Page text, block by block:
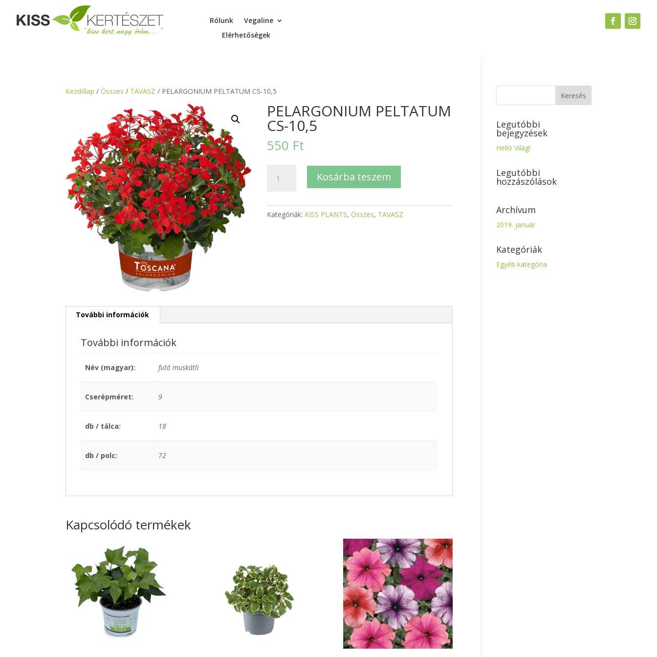
Rólunk
Vegaline
Elérhetőségek
Kezdőlap /Összes / TAVASZ / PELARGONIUM PELTATUM CS-10,5
PELARGONIUM PELTATUM
CS-10,5
550 Ft
PELTATUM
10,5
mennyiség
Kosárba teszem
Kategóriák: KISS PLANTS,Összes, TAVASZ
További információk
További információk
Név (magyar): futó muskátli
Cserépméret: 9
db / tálca: 18
db / polc: 72
Kapcsolódó termékek
Legutóbbi
bejegyzések
Helló Világ!
Legutóbbi
hozzászólások
Archívum
2019. január
Kategóriák
Egyéb kategória